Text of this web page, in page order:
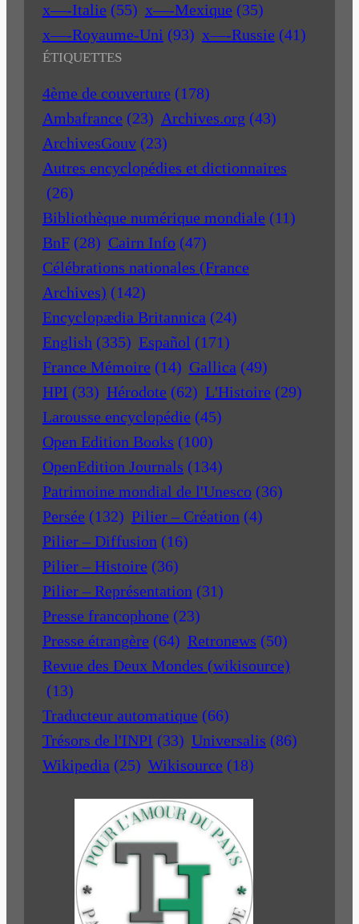
x—-Italie (55) x—-Mexique (35)
x—-Royaume-Uni (93) x—-Russie (41)
ÉTIQUETTES
4ème de couverture (178)
Ambafrance (23) Archives.org (43)
ArchivesGouv (23)
Autres encyclopédies et dictionnaires
(26)
Bibliothèque numérique mondiale (11)
BnF (28) Cairn Info (47)
Célébrations nationales (France
Archives) (142)
Encyclopædia Britannica (24)
English (335) Español (171)
France Mémoire (14) Gallica (49)
HPI (33) Hérodote (62) L'Histoire (29)
Larousse encyclopédie (45)
Open Edition Books (100)
OpenEdition Journals (134)
Patrimoine mondial de l'Unesco (36)
Persée (132) Pilier – Création (4)
Pilier – Diffusion (16)
Pilier – Histoire (36)
Pilier – Représentation (31)
Presse francophone (23)
Presse étrangère (64) Retronews (50)
Revue des Deux Mondes (wikisource)
(13)
Traducteur automatique (66)
Trésors de l'INPI (33) Universalis (86)
Wikipedia (25) Wikisource (18)